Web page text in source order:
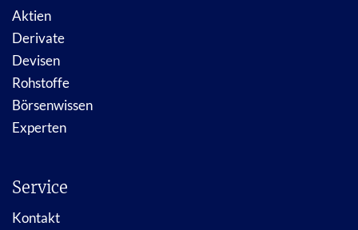
Aktien
Derivate
Devisen
Rohstoffe
Börsenwissen
Experten
Service
Kontakt